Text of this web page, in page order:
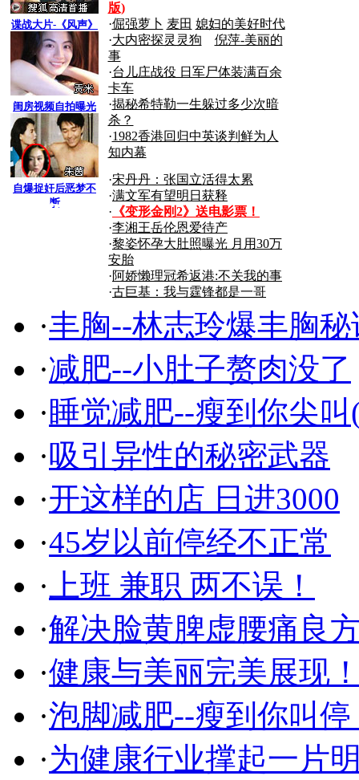
谍战大片-《风声》
闺房视频自拍曝光
自爆捉奸后恶梦不
断
版)
·倔强萝卜 麦田 媳妇的美好时代
·大内密探灵灵狗
倪萍-美丽的
事
·台儿庄战役 日军尸体装满百余
卡车
·揭秘希特勒一生躲过多少次暗
杀？
·1982香港回归中英谈判鲜为人
知内幕
·宋丹丹：张国立活得太累
·满文军有望明日获释
· 《变形金刚2》送电影票！
·李湘王岳伦恩爱待产
·黎姿怀孕大肚照曝光 月用30万
安胎
·阿娇懒理冠希返港:不关我的事
·古巨基：我与霆锋都是一哥
搜狐
·丰胸--林志玲爆丰胸秘
·减肥--小肚子赘肉没了
·睡觉减肥--瘦到你尖叫
·吸引异性的秘密武器
·开这样的店 日进3000
·45岁以前停经不正常
· 上班 兼职 两不误！
·解决脸黄脾虚腰痛良
·健康与美丽完美展现
·泡脚减肥--瘦到你叫停
·为健康行业撑起一片